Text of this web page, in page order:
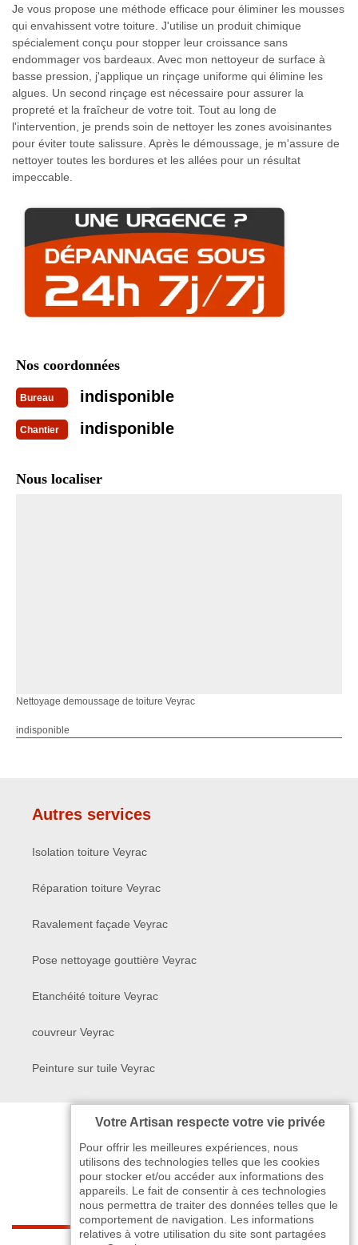
Je vous propose une méthode efficace pour éliminer les mousses
qui envahissent votre toiture. J'utilise un produit chimique
spécialement conçu pour stopper leur croissance sans
endommager vos bardeaux. Avec mon nettoyeur de surface à
basse pression, j'applique un rinçage uniforme qui élimine les
algues. Un second rinçage est nécessaire pour assurer la
propreté et la fraîcheur de votre toit. Tout au long de
l'intervention, je prends soin de nettoyer les zones avoisinantes
pour éviter toute salissure. Après le démoussage, je m'assure de
nettoyer toutes les bordures et les allées pour un résultat
impeccable.
Nos coordonnées
Bureau indisponible
Chantier indisponible
Nous localiser
Nettoyage demoussage de toiture Veyrac
indisponible
Autres services
Isolation toiture Veyrac
Réparation toiture Veyrac
Ravalement façade Veyrac
Pose nettoyage gouttière Veyrac
Etanchéité toiture Veyrac
couvreur Veyrac
Peinture sur tuile Veyrac
Votre Artisan respecte votre vie privée
Pour offrir les meilleures expériences, nous
utilisons des technologies telles que les cookies
pour stocker et/ou accéder aux informations des
appareils. Le fait de consentir à ces technologies
nous permettra de traiter des données telles que le
comportement de navigation. Les informations
relatives à votre utilisation du site sont partagées